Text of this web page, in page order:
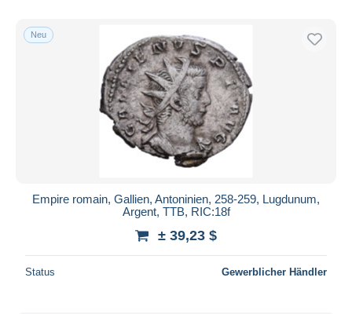
Kostenloser Versand
Zahlungsmethoden
PayPal
Banküberweisung
Mastercard
Maestro
Gesamte Auswahl aufheben
Wohnsitz des Verkäufers
Neu
Empire romain, Gallien, Antoninien, 258-259, Lugdunum,
Argent, TTB, RIC:18f
± 39,23 $
Status Gewerblicher Händler